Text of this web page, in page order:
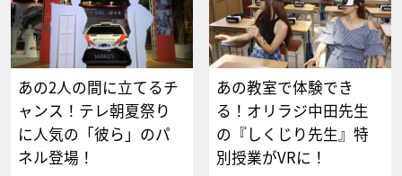
あの2人の間に立てるチ
ャンス！テレ朝夏祭り
に人気の「彼ら」のパ
ネル登場！
あの教室で体験でき
る！オリラジ中田先生
の『しくじり先生』特
別授業がVRに！